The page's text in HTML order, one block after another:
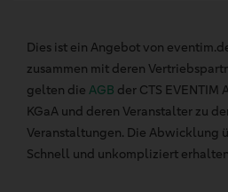
Dies ist ein Angebot von
zusammen mit deren
gelten die AGB der CTS EVENTIM
KGaA und deren Veranstalter zu
Veranstaltungen. Die Abwicklung
Schnell und unkompliziert